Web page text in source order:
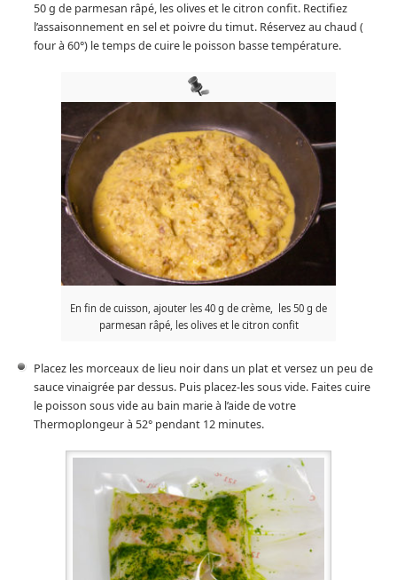
50 g de parmesan râpé, les olives et le citron confit. Rectifiez
l’assaisonnement en sel et poivre du timut. Réservez au chaud (
four à 60°) le temps de cuire le poisson basse température.
En fin de cuisson, ajouter les 40 g de crème, les 50 g de
parmesan râpé, les olives et le citron confit
Placez les morceaux de lieu noir dans un plat et versez un peu de
sauce vinaigrée par dessus. Puis placez-les sous vide. Faites cuire
le poisson sous vide au bain marie à l’aide de votre
Thermoplongeur à 52° pendant 12 minutes.